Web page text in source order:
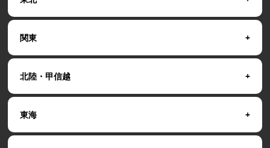
関東
北陸・甲信越
東海